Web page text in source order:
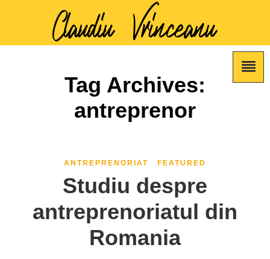
Tag Archives:
antreprenor
ANTREPRENORIAT FEATURED
Studiu despre
antreprenoriatul din
Romania